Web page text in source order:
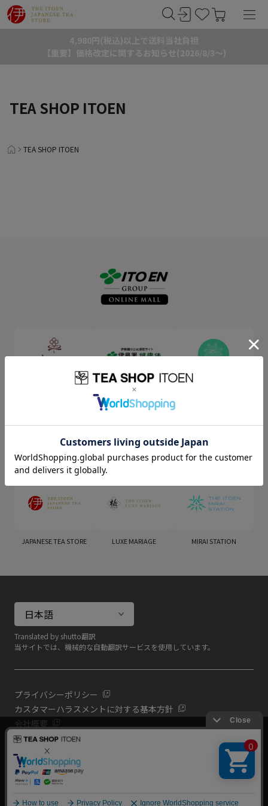
4,980円(税込)以上で送料当社負担
【重要】価格改定に関するお知らせ(2026/8/3～)
TEA SHOP ITOEN
TEA SHOP ITOEN
絞り込み
Translated by shutto翻訳
当サイトでは、機械的な自動翻訳サービスを使用しています。
伊藤園健康体
オンラインショップ
TULLY'S COFFEE
JAPANESE TEA STORE LUXE MARIAGE MIRAI STATION
プライバシーポリシー
カスタマーハラスメントに対する基本方針
会社概要
共通規約
よくある質問（共通）
Copyright (C) All Rights Reserved. ITOEN, LTD.
当サイトでは利用体験の向上およびコンテンツの最適な提供、ト
ラフィックの分析を目的としてCookieを使用しています。
サイトの閲覧を継続された場合、Cookieの利用に同意したものと
いたします。
詳細については
閉じる